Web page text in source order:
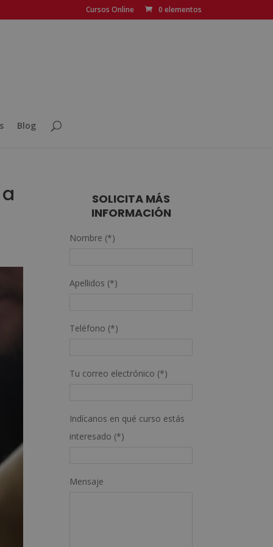
Cursos Online 0 elementos
Blog
SOLICITA MÁS
INFORMACIÓN
Nombre (*)
Apellidos (*)
Teléfono (*)
Tu correo electrónico (*)
Indícanos en qué curso estás
interesado (*)
Mensaje